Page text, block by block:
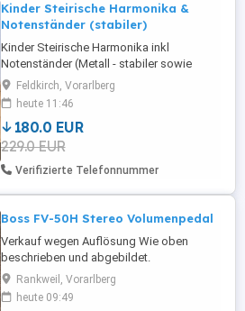
Kinder Steirische Harmonika &
Notenständer (stabiler)
Kinder Steirische Harmonika inkl
Notenständer (Metall - stabiler sowie
höhenverstellbar) Siehe Fotos Kaum in
Verwendung
Feldkirch, Vorarlberg
heute 11:46
180.0 EUR
229.0 EUR
Verifizierte Telefonnummer
Boss FV-50H Stereo Volumenpedal
Verkauf wegen Auflösung Wie oben
beschrieben und abgebildet.
Angegebener Preis ist Fixpreis bei
Abholung
Rankweil, Vorarlberg
heute 09:49